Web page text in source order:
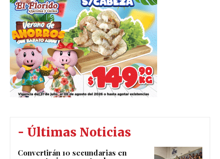
- Últimas Noticias
Convertirán 10 secundarias en